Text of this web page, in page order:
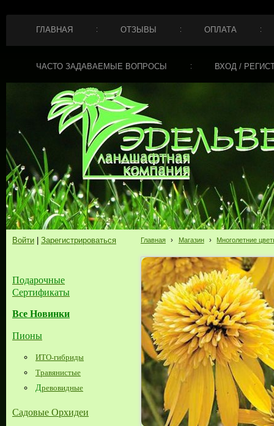
ГЛАВНАЯ ОТЗЫВЫ ОПЛАТА
ЧАСТО ЗАДАВАЕМЫЕ ВОПРОСЫ ВХОД /
Войти Зарегистрироваться
Подарочные
Сертификаты
Все Новинки
Пионы
ИТО-гибриды
Травянистые
Древовидные
Садовые Орхидеи
Главная › Магазин › Многолетние